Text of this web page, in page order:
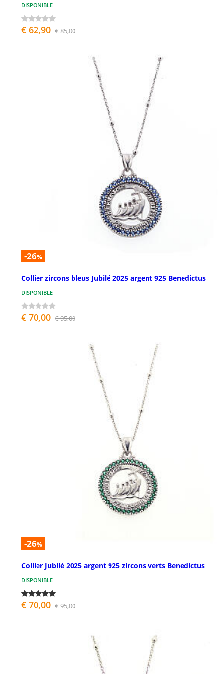
DISPONIBLE
€ 62,90 € 85,00
-26%
Collier zircons bleus Jubilé 2025 argent 925 Benedictus
DISPONIBLE
€ 70,00 € 95,00
-26%
Collier Jubilé 2025 argent 925 zircons verts Benedictus
DISPONIBLE
€ 70,00 € 95,00